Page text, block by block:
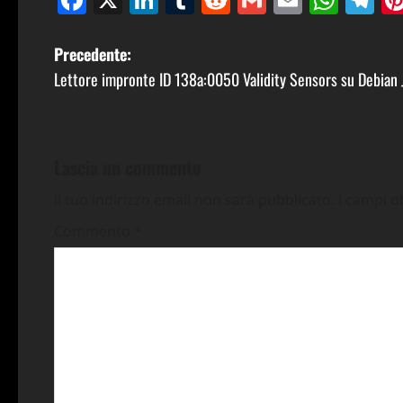
N
a
a
Precedente:
Lettore impronte ID 138a:0050 Validity Sensors su Debian